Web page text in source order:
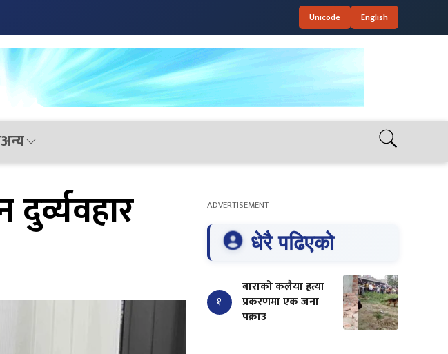
Unicode English
अन्य
ADVERTISEMENT
धेरै पढिएको
१
बाराको कलैया हत्या
प्रकरणमा एक जना
पक्राउ